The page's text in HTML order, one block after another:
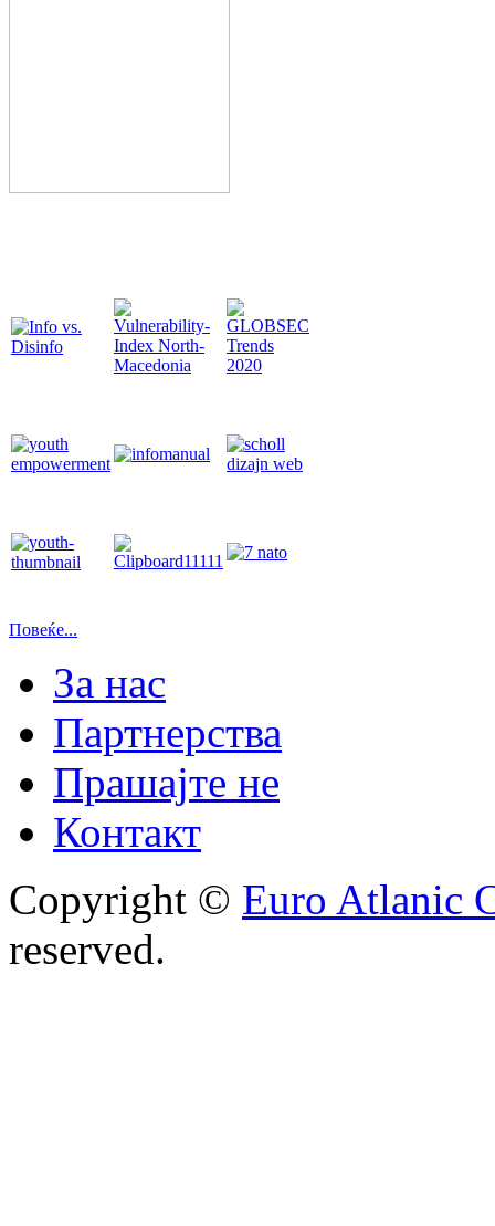
Повеќе...
За нас
Партнерства
Прашајте не
Контакт
Copyright © Euro Atlanic
reserved.